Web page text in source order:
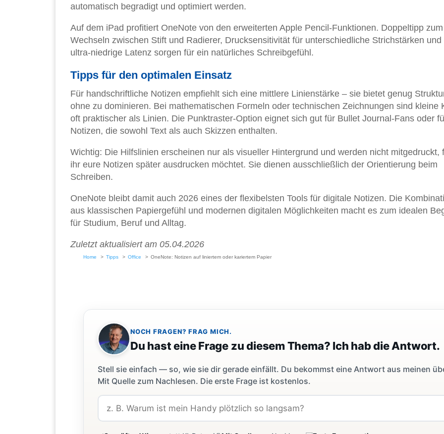
automatisch begradigt und optimiert werden.
Auf dem iPad profitiert OneNote von den erweiterten Apple Pencil-Funktionen. Doppeltipp zum
Wechseln zwischen Stift und Radierer, Drucksensitivität für unterschiedliche Strichstärken und
ultra-niedrige Latenz sorgen für ein natürliches Schreibgefühl.
Tipps für den optimalen Einsatz
Für handschriftliche Notizen empfiehlt sich eine mittlere Linienstärke – sie bietet genug
ohne zu dominieren. Bei mathematischen Formeln oder technischen Zeichnungen sind kleine
oft praktischer als Linien. Die Punktraster-Option eignet sich gut für Bullet Journal-Fans oder
Notizen, die sowohl Text als auch Skizzen enthalten.
Wichtig: Die Hilfslinien erscheinen nur als visueller Hintergrund und werden nicht mitgedruckt,
ihr eure Notizen später ausdrucken möchtet. Sie dienen ausschließlich der Orientierung beim
Schreiben.
OneNote bleibt damit auch 2026 eines der flexibelsten Tools für digitale Notizen. Die
aus klassischen Papiergefühl und modernen digitalen Möglichkeiten macht es zum idealen
für Studium, Beruf und Alltag.
Zuletzt aktualisiert am 05.04.2026
Home Tipps Office OneNote: Notizen auf liniertem oder kariertem Papier
NOCH FRAGEN? FRAG MICH.
Du hast eine Frage zu diesem Thema? Ich hab die Antwort.
Stell sie einfach — so, wie sie dir gerade einfällt. Du bekommst eine Antwort aus meinen
Mit Quelle zum Nachlesen. Die erste Frage ist kostenlos.